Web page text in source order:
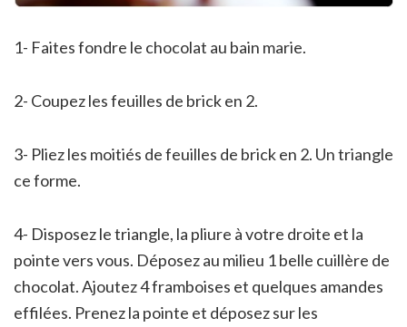
1- Faites fondre le chocolat au bain marie.
2- Coupez les feuilles de brick en 2.
3- Pliez les moitiés de feuilles de brick en 2. Un triangle
ce forme.
4- Disposez le triangle, la pliure à votre droite et la
pointe vers vous. Déposez au milieu 1 belle cuillère de
chocolat. Ajoutez 4 framboises et quelques amandes
effilées. Prenez la pointe et déposez sur les